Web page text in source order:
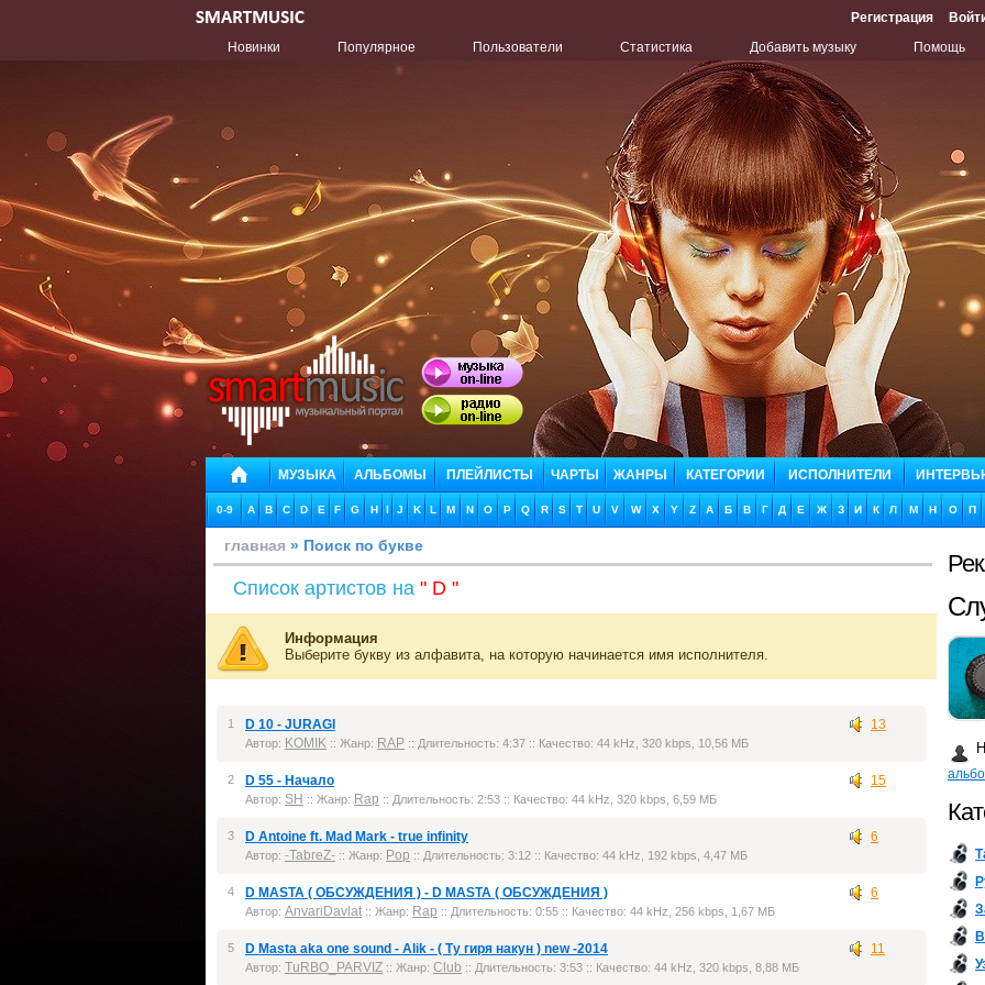
Регистрация
Новинки
Популярное Пользователи Статистика Добавить музыку Помощь
МУЗЫКА АЛЬБОМЫ ПЛЕЙЛИСТЫ ЧАРТЫ ЖАНРЫ КАТЕГОРИИ ИСПОЛНИТЕЛИ
0-9 A B C D E F G H I J K L M N O P Q R S T U V W X Y Z А Б В Г Д Е Ж З И К Л М Н О П
главная » Поиск по букве
Список артистов на " D "
Информация
Выберите букву из алфавита, на которую начинается имя исполнителя.
13
1 D 10 - JURAGI
Автор: KOMIK :: Жанр: RAP :: Длительность: 4:37 :: Качество: 44 kHz, 320 kbps, 10,56 МБ
15
2 D 55 - Начало
Автор: SH :: Жанр: Rap :: Длительность: 2:53 :: Качество: 44 kHz, 320 kbps, 6,59 МБ
6
3 D Antoine ft. Mad Mark - true infinity
Автор: -TabreZ- :: Жанр: Pop :: Длительность: 3:12 :: Качество: 44 kHz, 192 kbps, 4,47 МБ
6
4 D MASTA ( ОБСУЖДЕНИЯ ) - D MASTA ( ОБСУЖДЕНИЯ )
Автор: AnvariDavlat :: Жанр: Rap :: Длительность: 0:55 :: Качество: 44 kHz, 256 kbps, 1,67 МБ
11
5 D Masta aka one sound - Alik - ( Ту гиря накун ) new -2014
Автор: TuRBO_PARVIZ :: Жанр: Club :: Длительность: 3:53 :: Качество: 44 kHz, 320 kbps, 8,88 МБ